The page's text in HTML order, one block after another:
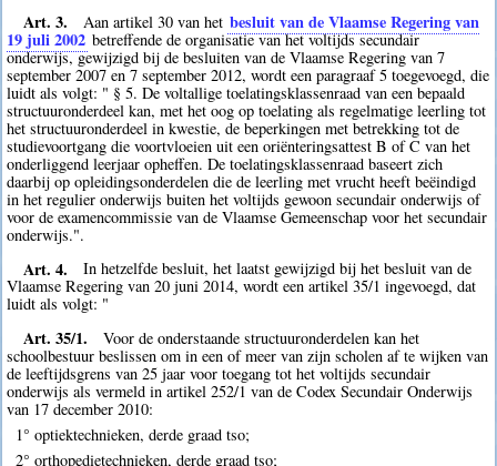
Art. 3. Aan artikel 30 van het besluit van de Vlaamse Regering van
19 juli 2002 betreffende de organisatie van het voltijds secundair
onderwijs, gewijzigd bij de besluiten van de Vlaamse Regering van 7
september 2007 en 7 september 2012, wordt een paragraaf 5 toegevoegd, die
luidt als volgt: " § 5. De voltallige toelatingsklassenraad van een bepaald
structuuronderdeel kan, met het oog op toelating als regelmatige leerling tot
het structuuronderdeel in kwestie, de beperkingen met betrekking tot de
studievoortgang die voortvloeien uit een oriënteringsattest B of C van het
onderliggend leerjaar opheffen. De toelatingsklassenraad baseert zich
daarbij op opleidingsonderdelen die de leerling met vrucht heeft beëindigd
in het regulier onderwijs buiten het voltijds gewoon secundair onderwijs of
voor de examencommissie van de Vlaamse Gemeenschap voor het secundair
onderwijs.".
Art. 4.
In hetzelfde besluit, het laatst gewijzigd bij het besluit van de
Vlaamse Regering van 20 juni 2014, wordt een artikel 35/1 ingevoegd, dat
luidt als volgt: "
Art. 35/1.
Voor de onderstaande structuuronderdelen kan het
schoolbestuur beslissen om in een of meer van zijn scholen af te wijken van
de leeftijdsgrens van 25 jaar voor toegang tot het voltijds secundair
onderwijs als vermeld in artikel 252/1 van de Codex Secundair Onderwijs
van 17 december 2010:
1° optiektechnieken, derde graad tso;
2° orthopedietechnieken, derde graad tso;